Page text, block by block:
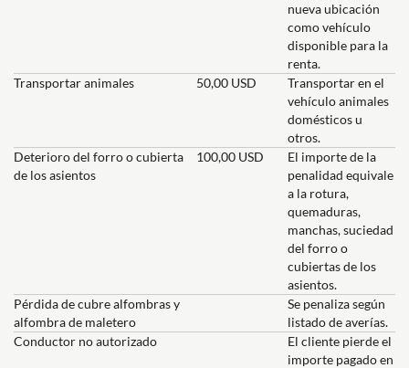
nueva ubicación
como vehículo
disponible para la
renta.
Transportar animales
50,00 USD
Transportar en el
vehículo animales
domésticos u
otros.
Deterioro del forro o cubierta
de los asientos
100,00 USD
El importe de la
penalidad equivale
a la rotura,
quemaduras,
manchas, suciedad
del forro o
cubiertas de los
asientos.
Pérdida de cubre alfombras y
alfombra de maletero
Se penaliza según
listado de averías.
Conductor no autorizado
El cliente pierde el
importe pagado en